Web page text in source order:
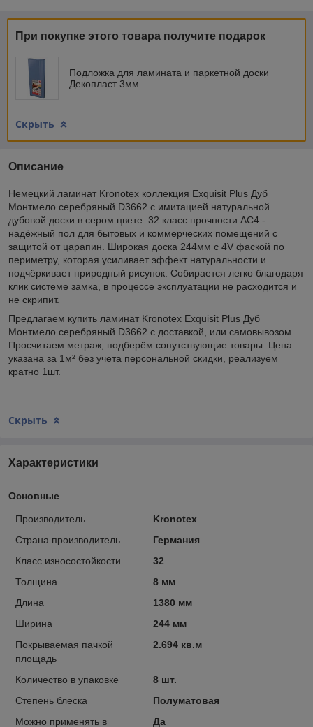
При покупке этого товара получите подарок
Подложка для ламината и паркетной доски
Декопласт 3мм
Скрыть
Описание
Немецкий ламинат Kronotex коллекция Exquisit Plus Дуб
Монтмело серебряный D3662 с имитацией натуральной
дубовой доски в сером цвете. 32 класс прочности AC4 -
надёжный пол для бытовых и коммерческих помещений с
защитой от царапин. Широкая доска 244мм с 4V фаской по
периметру, которая усиливает эффект натуральности и
подчёркивает природный рисунок. Собирается легко благодаря
клик системе замка, в процессе эксплуатации не расходится и
не скрипит.
Предлагаем купить ламинат Kronotex Exquisit Plus Дуб
Монтмело серебряный D3662 с доставкой, или самовывозом.
Просчитаем метраж, подберём сопутствующие товары. Цена
указана за 1м² без учета персональной скидки, реализуем
кратно 1шт.
Скрыть
Характеристики
Основные
Производитель
Kronotex
Страна производитель
Германия
Класс износостойкости
32
Толщина
8 мм
Длина
1380 мм
Ширина
244 мм
Покрываемая пачкой
площадь
2.694 кв.м
Количество в упаковке
8 шт.
Степень блеска
Полуматовая
Можно применять в
Да